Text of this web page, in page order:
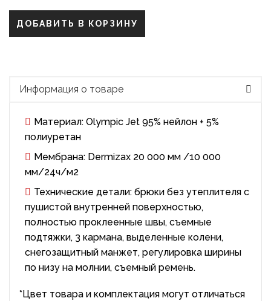
ДОБАВИТЬ В КОРЗИНУ
Информация о товаре
Материал: Olympic Jet 95% нейлон + 5%
полиуретан
Мембрана: Dermizax 20 000 мм /10 000
мм/24ч/м2
Технические детали: брюки без утеплителя с
пушистой внутренней поверхностью,
полностью проклеенные швы, съемные
подтяжки, 3 кармана, выделенные колени,
снегозащитный манжет, регулировка ширины
по низу на молнии, съемный ремень.
*Цвет товара и комплектация могут отличаться